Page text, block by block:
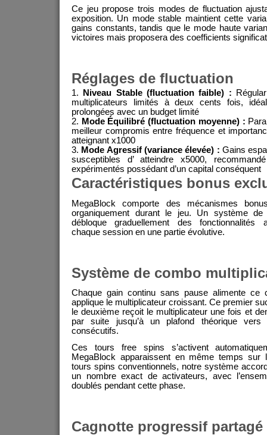
Ce jeu propose trois modes de fluctuation
exposition. Un mode stable maintient cette
gains constants, tandis que le mode haute
victoires mais proposera des coefficients
Réglages de fluctuation
Niveau Stable (fluctuation faible) :
multiplicateurs limités à deux cents fois,
prolongées avec un budget limité
Mode Équilibré (fluctuation moyenne) :
meilleur compromis entre fréquence et
atteignant x1000
Mode Agressif (variance élevée) : Gains
susceptibles d’ atteindre x5000,
expérimentés possédant d’un capital conséquent
Caractéristiques bonus
MegaBlock comporte des mécanismes
organiquement durant le jeu. Un système de
débloque graduellement des fonctionnalités
chaque session en une partie évolutive.
Système de combo
Chaque gain continu sans pause alimente ce
applique le multiplicateur croissant. Ce premier
le deuxième reçoit le multiplicateur une fois et
par suite jusqu’à un plafond théorique
consécutifs.
Ces tours free spins s’activent
MegaBlock apparaissent en même temps sur
tours spins conventionnels, notre système
un nombre exact de activateurs, avec
doublés pendant cette phase.
Cagnotte progressif partagé